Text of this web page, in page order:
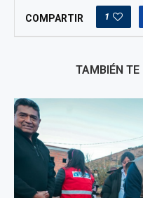
COMPARTIR 1
TAMBIÉN TE